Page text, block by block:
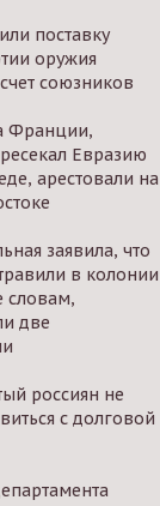
поставку
оружия
союзников
Франции,
Евразию
арестовали на
заявила, что
в колонии
словам,
две
россиян не
с долговой